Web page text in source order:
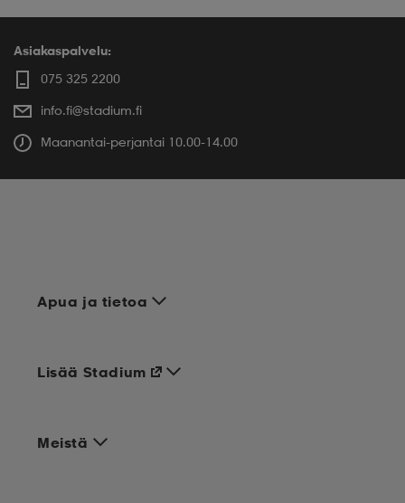
Asiakaspalvelu:
075 325 2200
info.fi@stadium.fi
Maanantai-perjantai 10.00-14.00
Apua ja tietoa
Meistä
Lisää Stadium